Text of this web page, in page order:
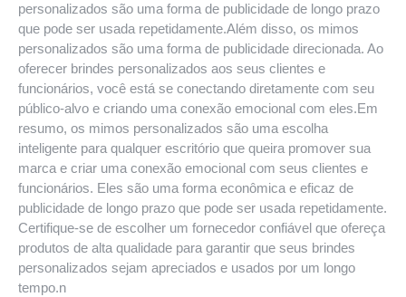
personalizados são uma forma de publicidade de longo prazo
que pode ser usada repetidamente.Além disso, os mimos
personalizados são uma forma de publicidade direcionada. Ao
oferecer brindes personalizados aos seus clientes e
funcionários, você está se conectando diretamente com seu
público-alvo e criando uma conexão emocional com eles.Em
resumo, os mimos personalizados são uma escolha
inteligente para qualquer escritório que queira promover sua
marca e criar uma conexão emocional com seus clientes e
funcionários. Eles são uma forma econômica e eficaz de
publicidade de longo prazo que pode ser usada repetidamente.
Certifique-se de escolher um fornecedor confiável que ofereça
produtos de alta qualidade para garantir que seus brindes
personalizados sejam apreciados e usados por um longo
tempo.n